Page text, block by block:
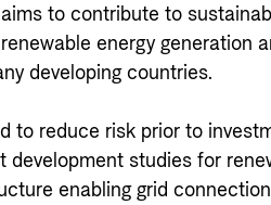
to contribute to
energy generation
developing countries.
to reduce risk prior to
development studies for
enabling grid